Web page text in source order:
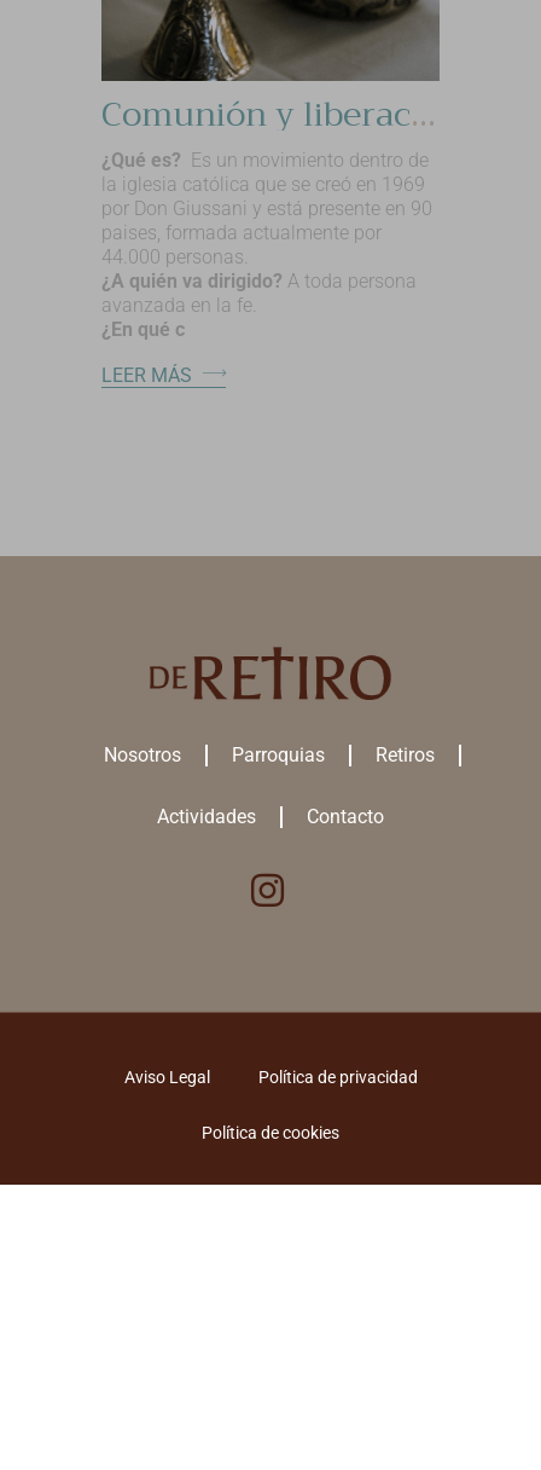
Comunión y liberación
¿Qué es? Es un movimiento dentro de
la iglesia católica que se creó en 1969
por Don Giussani y está presente en 90
paises, formada actualmente por
44.000 personas.
¿A quién va dirigido? A toda persona
avanzada en la fe.
¿En qué c
LEER MÁS
Nosotros Parroquias Retiros
Actividades Contacto
Aviso Legal Política de privacidad
Política de cookies